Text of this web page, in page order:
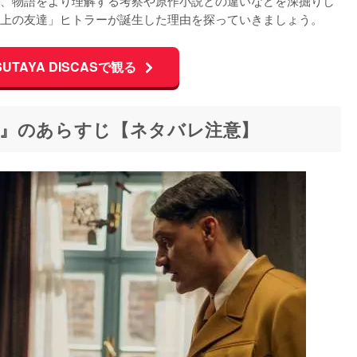
友達」ヒトラーが誕生した理由を探っていきましょう。
DISCASで観る
のあらすじ【ネタバレ注意】